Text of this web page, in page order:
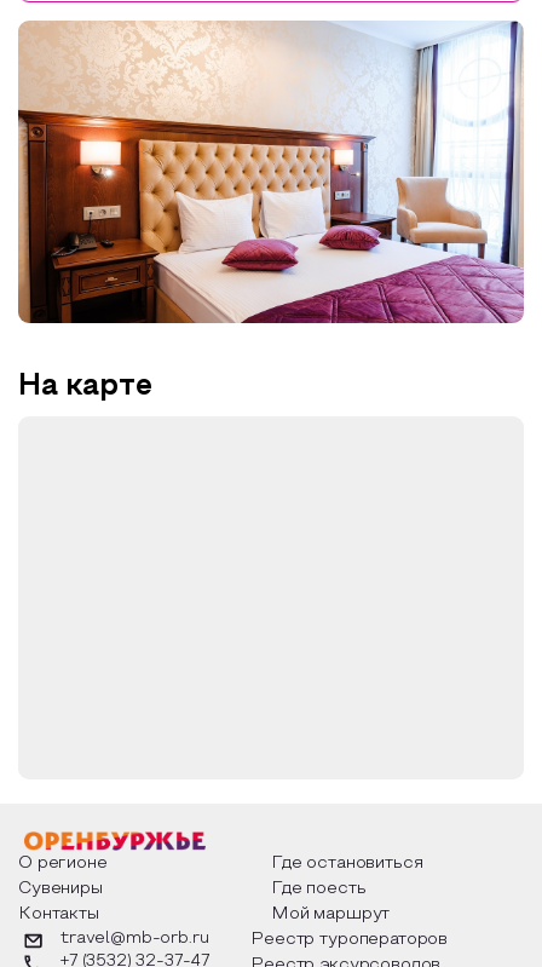
На карте
О регионе
Где остановиться
Сувениры
Где поесть
Контакты
Мой маршрут
travel@mb-orb.ru
+7 (3532) 32-37-47
Реестр туроператоров